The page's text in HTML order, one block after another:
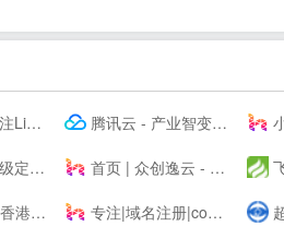
有限责任公司 腾讯云 - 产业智变 云启未来
管服务提供商 首页 | 众创逸云 - 为全民开发者而生的专业云服务器 飞凤
主机提供商 专注|域名注册|com域名|cn域名|vip域名|pw域名|优质域名|无限空间|免费试用|ssl证书|-飞凤互联